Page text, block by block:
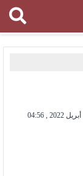
أبريل 2022 , 04:56